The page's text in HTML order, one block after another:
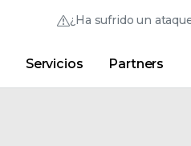
¿Ha sufrido un
Trellix Hive
France (Français)
Servicios Partners